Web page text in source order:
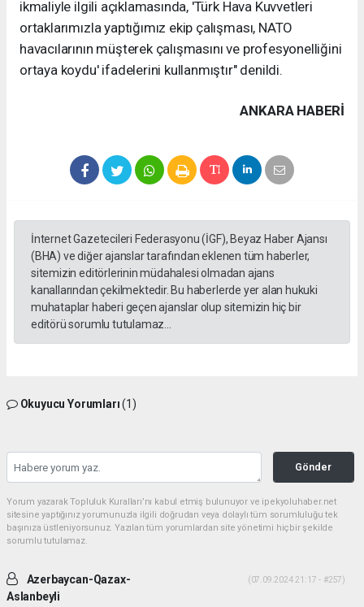
ikmaliyle ilgili açıklamasında, 'Türk Hava Kuvvetleri
ortaklarımızla yaptığımız ekip çalışması, NATO
havacılarının müşterek çalışmasını ve profesyonelliğini
ortaya koydu' ifadelerini kullanmıştır" denildi.
ANKARA HABERİ
İnternet Gazetecileri Federasyonu (İGF), Beyaz Haber Ajansı
(BHA) ve diğer ajanslar tarafından eklenen tüm haberler,
sitemizin editörlerinin müdahalesi olmadan ajans
kanallarından çekilmektedir. Bu haberlerde yer alan hukuki
muhataplar haberi geçen ajanslar olup sitemizin hiç bir
editörü sorumlu tutulamaz...
Okuyucu Yorumları(1)
Gönder
Yorum yazarak Topluluk Kuralları’nı kabul etmiş bulunuyor ve ipekyoluhaber.net
sitesine yaptığınız yorumunuzla ilgili doğrudan veya dolaylı tüm sorumluluğu tek
başınıza üstleniyorsunuz. Yazılan tüm yorumlardan site yönetimi hiçbir şekilde
sorumlu tutulamaz.
Azerbaycan-Qazax-
Aslanbeyli
(07.09.2024 21:17 - #257)